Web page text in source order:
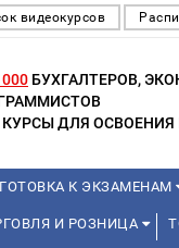
видеокурсов
БУХГАЛТЕРОВ,
ДЛЯ ОСВОЕНИЯ
К ЭКЗАМЕНАМ
И РОЗНИЦА